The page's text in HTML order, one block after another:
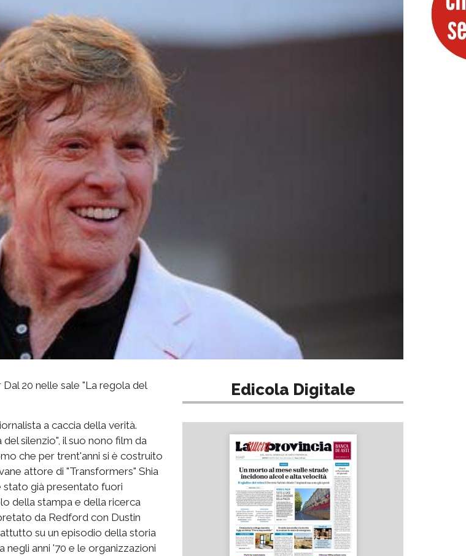
20 nelle sale "La regola del
a caccia della verità.
silenzio", il suo nono film da
che per trent'anni si è costruito
attore di "Transformers" Shia
stato già presentato fuori
della stampa e della ricerca
da Redford con Dustin
su un episodio della storia
anni '70 e le organizzazioni
Edicola Digitale